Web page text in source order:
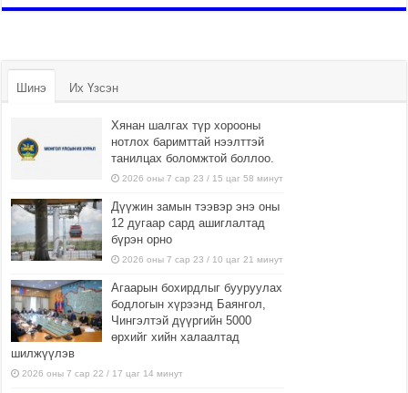
Шинэ Их Үзсэн
Хянан шалгах түр хорооны
нотлох баримттай нээлттэй
танилцах боломжтой боллоо.
2026 оны 7 сар 23 / 15 цаг 58 минут
Дүүжин замын тээвэр энэ оны
12 дугаар сард ашиглалтад
бүрэн орно
2026 оны 7 сар 23 / 10 цаг 21 минут
Агаарын бохирдлыг бууруулах
бодлогын хүрээнд Баянгол,
Чингэлтэй дүүргийн 5000
өрхийг хийн халаалтад
шилжүүлэв
2026 оны 7 сар 22 / 17 цаг 14 минут